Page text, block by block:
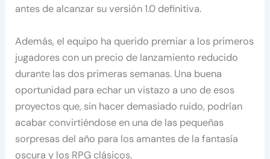
antes de alcanzar su versión 1.0 definitiva.
Además, el equipo ha querido premiar a los primeros
jugadores con un precio de lanzamiento reducido
durante las dos primeras semanas. Una buena
oportunidad para echar un vistazo a uno de esos
proyectos que, sin hacer demasiado ruido, podrían
acabar convirtiéndose en una de las pequeñas
sorpresas del año para los amantes de la fantasía
oscura y los RPG clásicos.